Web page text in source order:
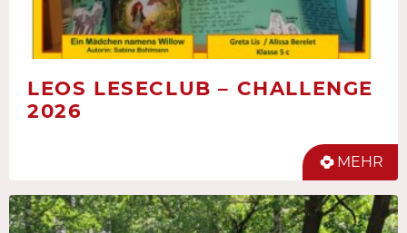
LEOS LESECLUB – CHALLENGE
2026
MEHR